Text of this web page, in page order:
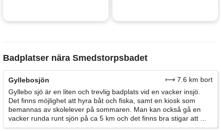
Badplatser nära Smedstorpsbadet
Gyllebosjön
⟼ 7.6 km bort
Gyllebo sjö är en liten och trevlig badplats vid en vacker insjö.
Det finns möjlighet att hyra båt och fiska, samt en kiosk som
bemannas av skolelever på sommaren. Man kan också gå en
vacker runda runt sjön på ca 5 km och det finns bra stigar att ...